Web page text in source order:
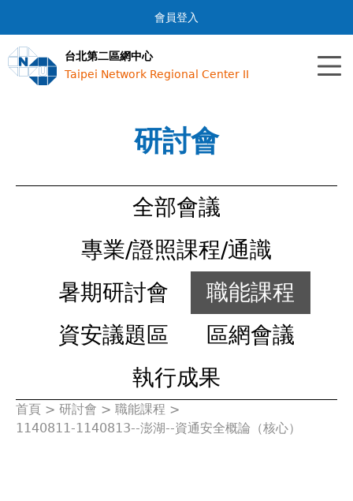
Jump to navigation
會員登入
台北第二區網中心
Taipei Network Regional Center II
研討會
全部會議
專業/證照課程/通識
暑期研討會
職能課程
資安議題區
區網會議
執行成果
您
首頁 > 研討會 > 職能課程 >
1140811-1140813--澎湖--資通安全概論（核心）